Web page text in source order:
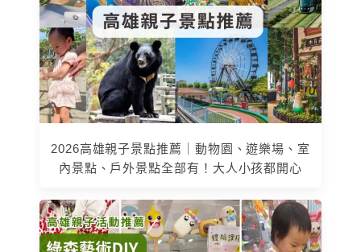
2026高雄親子景點推薦｜動物園、遊樂場、室
內景點、戶外景點全部有！大人小孩都開心